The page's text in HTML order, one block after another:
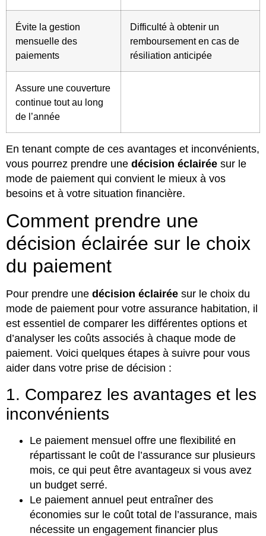
Évite la gestion
mensuelle des
paiements
Difficulté à obtenir un
remboursement en cas de
résiliation anticipée
Assure une couverture
continue tout au long
de l’année
En tenant compte de ces avantages et inconvénients,
vous pourrez prendre une décision éclairée sur le
mode de paiement qui convient le mieux à vos
besoins et à votre situation financière.
Comment prendre une
décision éclairée sur le choix
du paiement
Pour prendre une décision éclairée sur le choix du
mode de paiement pour votre assurance habitation, il
est essentiel de comparer les différentes options et
d’analyser les coûts associés à chaque mode de
paiement. Voici quelques étapes à suivre pour vous
aider dans votre prise de décision :
1. Comparez les avantages et les
inconvénients
Le paiement mensuel offre une flexibilité en
répartissant le coût de l’assurance sur plusieurs
mois, ce qui peut être avantageux si vous avez
un budget serré.
Le paiement annuel peut entraîner des
économies sur le coût total de l’assurance, mais
nécessite un engagement financier plus